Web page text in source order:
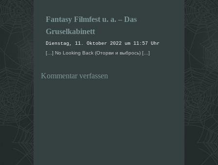
ö
f
f
n
t
)
ö
f
t
)
Fantasy Filmfest u. a. – Das
Gruselkabinett
Dienstag, 11. Oktober 2022 um 11:57 Uhr
[…] No Looking Back (Оторви и выбрось) […]
Kommentar verfassen